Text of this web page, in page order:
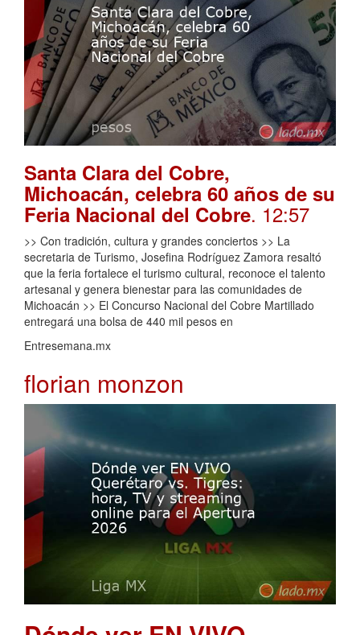
Santa Clara del Cobre,
Michoacán, celebra 60 años de su
Feria Nacional del Cobre. 12:57
>> Con tradición, cultura y grandes conciertos >> La
secretaria de Turismo, Josefina Rodríguez Zamora resaltó
que la feria fortalece el turismo cultural, reconoce el talento
artesanal y genera bienestar para las comunidades de
Michoacán >> El Concurso Nacional del Cobre Martillado
entregará una bolsa de 440 mil pesos en
Entresemana.mx
florian monzon